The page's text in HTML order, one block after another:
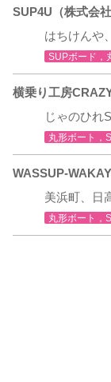
SUP4U（株式会社
はちけんや
SUPボード，
横乗り工房
じゃのひれ
丸形ボート，
WASSUP-
美浜町、日
丸形ボート，